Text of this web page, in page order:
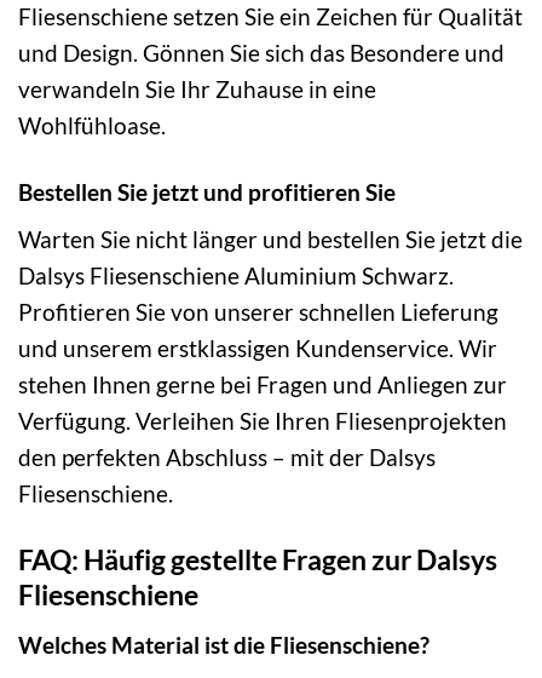
Fliesenschiene setzen Sie ein Zeichen für Qualität
und Design. Gönnen Sie sich das Besondere und
verwandeln Sie Ihr Zuhause in eine
Wohlfühloase.
Bestellen Sie jetzt und profitieren Sie
Warten Sie nicht länger und bestellen Sie jetzt die
Dalsys Fliesenschiene Aluminium Schwarz.
Profitieren Sie von unserer schnellen Lieferung
und unserem erstklassigen Kundenservice. Wir
stehen Ihnen gerne bei Fragen und Anliegen zur
Verfügung. Verleihen Sie Ihren Fliesenprojekten
den perfekten Abschluss – mit der Dalsys
Fliesenschiene.
FAQ: Häufig gestellte Fragen zur Dalsys
Fliesenschiene
Welches Material ist die Fliesenschiene?